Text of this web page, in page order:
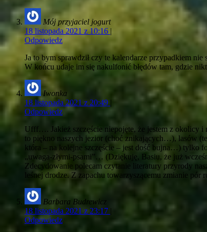
Mój przyjaciel jogurt
18 listopada 2021 z 10:16 |
Odpowiedz
Ja to bym sprawdził czy te kalendarze przypadkiem nie
W końcu udaje im się nakulfonić błędów tam, gdzie
Iwonka
18 listopada 2021 z 20:49 |
Odpowiedz
Ufff…. Jakież szczęście niepojęte, że jestem z okolicy
to piękno naszych jezior (choć znikających…), lasów
która – na kolejne szczęście – jest dość bujna…) tylko
„uwaga-złymi-psami”… (Dziękuję, Basiu, że już
Zdecydowanie polecam czytanie literatury przyrody
leśnej drodze. Z zapachu towarzyszącemu zmianie
Barbara Budrewicz
18 listopada 2021 z 23:17 |
Odpowiedz